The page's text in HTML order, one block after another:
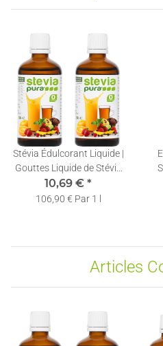
Stévia Édulcorant Liquide |
Gouttes Liquide de Stévia
Pure | Stévia Liquide |
2x50ml
10,69 € *
106,90 € Par 1 l
|
Articles